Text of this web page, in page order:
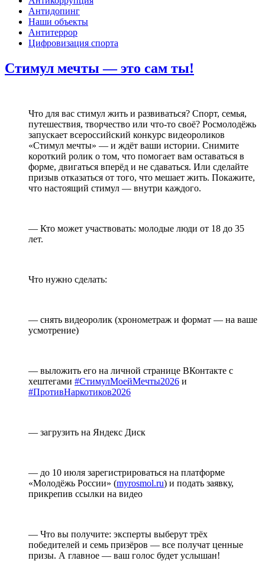
Антидопинг
Наши объекты
Антитеррор
Цифровизация спорта
Стимул мечты — это сам ты!
Что для вас стимул жить и развиваться? Спорт, семья,
путешествия, творчество или что-то своё? Росмолодёжь
запускает всероссийский конкурс видеороликов
«Стимул мечты» — и ждёт ваши истории. Снимите
короткий ролик о том, что помогает вам оставаться в
форме, двигаться вперёд и не сдаваться. Или сделайте
призыв отказаться от того, что мешает жить. Покажите,
что настоящий стимул — внутри каждого.
— Кто может участвовать: молодые люди от 18 до 35
лет.
Что нужно сделать:
— снять видеоролик (хронометраж и формат — на ваше
усмотрение)
— выложить его на личной странице ВКонтакте с
хештегами #СтимулМоейМечты2026 и
#ПротивНаркотиков2026
— загрузить на Яндекс Диск
— до 10 июля зарегистрироваться на платформе
«Молодёжь России» (myrosmol.ru) и подать заявку,
прикрепив ссылки на видео
— Что вы получите: эксперты выберут трёх
победителей и семь призёров — все получат ценные
призы. А главное — ваш голос будет услышан!